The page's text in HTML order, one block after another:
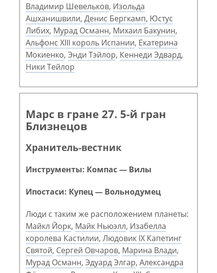
Владимир Шевельков, Изольда
Ашханишвили, Денис Бергкамп, Юстус
Либих, Мурад Османн, Михаил Бакунин,
Альфонс XIII король Испании, Екатерина
Мокиенко, Энди Тэйлор, Кеннеди Эдвард,
Ники Тейлор
Марс в гране 27. 5-й гран
Близнецов
Хранитель-вестник
Инструменты: Компас — Вилы
Ипостаси: Купец — Вольнодумец
Люди с таким же расположением планеты:
Майкл Йорк, Майк Ньюэлл, Изабелла
королева Кастилии, Людовик IX Капетинг
Святой, Сергей Овчаров, Марина Влади,
Мурад Османн, Эдуард Элгар, Александра